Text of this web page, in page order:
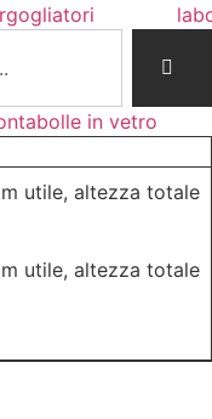
in vetro
utile, altezza totale
utile, altezza totale